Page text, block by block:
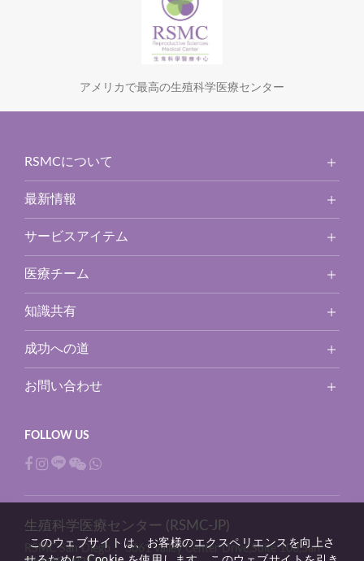
アメリカで最高の生殖科学医療センター
RSMCについて
最新情報
サービスアイテム
医療チーム
知識共有
成功への道
お問い合わせ
生殖科学医療センター (RSMC-JP)
RSMC San Diego：
3661 Valley Center Drive,Suite 100,San
このウェブサイトは、お客様のエクスペリエンスを向上さ